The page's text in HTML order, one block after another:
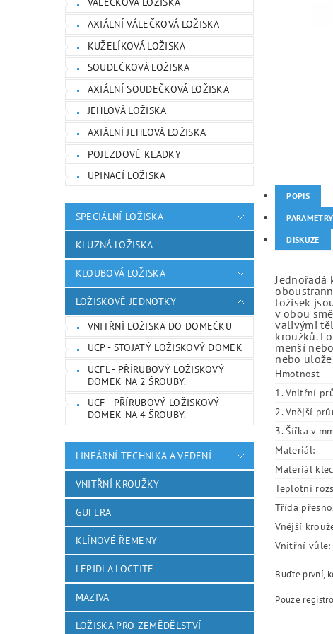
AXIÁLNÍ VÁLEČKOVÁ LOŽISKA
KUŽELÍKOVÁ LOŽISKA
SOUDEČKOVÁ LOŽISKA
AXIÁLNÍ SOUDEČKOVÁ LOŽISKA
JEHLOVÁ LOŽISKA
AXIÁLNÍ JEHLOVÁ LOŽISKA
POJEZDOVÉ KLADKY
UPINACÍ LOŽISKA
SPECIÁLNÍ LOŽISKA
KLUZNÁ LOŽISKA
KLOUBOVÁ LOŽISKA
LOŽISKOVÉ JEDNOTKY
VNITŘNÍ LOŽISKA DO DOMEČKU
UCP - STOJATÝ LOŽISKOVÝ DOMEK
UCFL - PŘÍRUBOVÝ LOŽISKOVÝ
DOMEK NA 2 ŠROUBY.
UCF - PŘÍRUBOVÝ LOŽISKOVÝ
DOMEK NA 4 ŠROUBY.
LINEÁRNÍ TECHNIKA A VEDENÍ
VNITŘNÍ KROUŽKY
GUFERA
KLÍNOVÉ ŘEMENY
LEPIDLA LOCTITE
MAZIVA
LOŽISKA PRO ZEMĚDĚLSTVÍ
POPIS
PARAMETRY
DISKUZE
Jednořadá
ložisek
v obou
valivými
kroužků.
menší
nebo
Hmotnost
1. Vnitřní
2. Vnější
3. Šířka v
Materiál:
Materiál
Teplotní
Třída
Vnější
Vnitřní vůle:
Buďte první,
Pouze